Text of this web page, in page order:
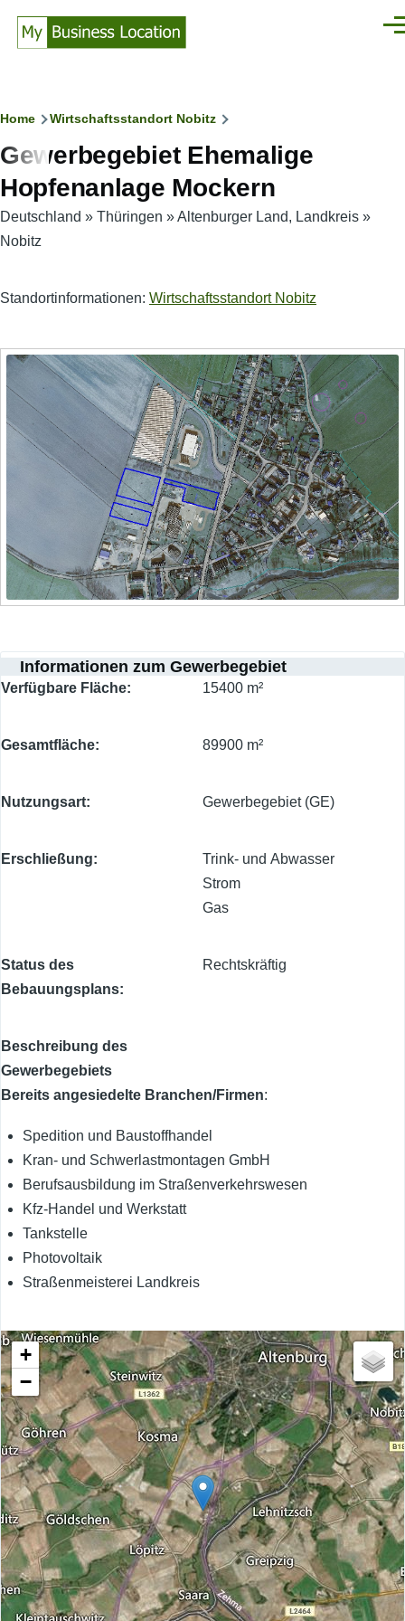
Pfadnavigation
Home Wirtschaftsstandort Nobitz
Gewerbegebiet Ehemalige
Hopfenanlage Mockern
Deutschland » Thüringen »Altenburger Land, Landkreis »
Nobitz
Standortinformationen: Wirtschaftsstandort Nobitz
Informationen zum Gewerbegebiet
Verfügbare Fläche 15400 m²
Gesamtfläche 89900 m²
Nutzungsart Gewerbegebiet (GE)
Erschließung
Trink- und Abwasser
Strom
Gas
Status des
Bebauungsplans
Rechtskräftig
Beschreibung des
Gewerbegebiets
Bereits angesiedelte Branchen/Firmen:
Spedition und Baustoffhandel
Kran- und Schwerlastmontagen GmbH
Berufsausbildung im Straßenverkehrswesen
Kfz-Handel und Werkstatt
Tankstelle
Photovoltaik
Straßenmeisterei Landkreis
+
−